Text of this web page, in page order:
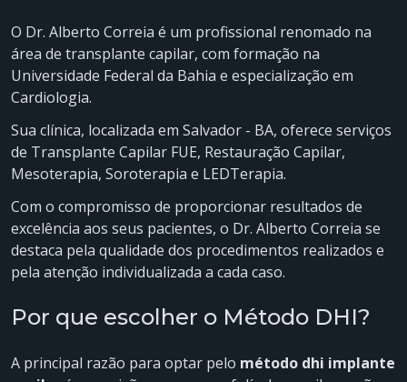
O Dr. Alberto Correia é um profissional renomado na
área de transplante capilar, com formação na
Universidade Federal da Bahia e especialização em
Cardiologia.
Sua clínica, localizada em Salvador - BA, oferece serviços
de Transplante Capilar FUE, Restauração Capilar,
Mesoterapia, Soroterapia e LEDTerapia.
Com o compromisso de proporcionar resultados de
excelência aos seus pacientes, o Dr. Alberto Correia se
destaca pela qualidade dos procedimentos realizados e
pela atenção individualizada a cada caso.
Por que escolher o Método DHI?
A principal razão para optar pelo método dhi implante